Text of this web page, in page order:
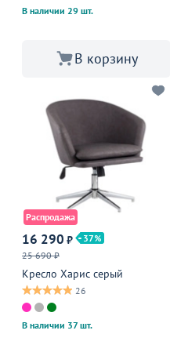
В наличии 29 шт.
В корзину
Распродажа
16 290 ₽
37
25 690 ₽
Кресло Харис серый
26
В наличии 37 шт.